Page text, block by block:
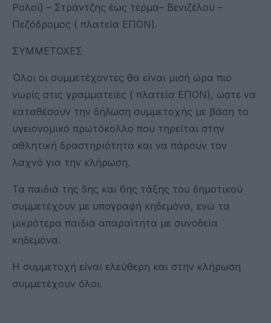
Ρολοϊ) – Στράντζης έως τέρμα– Βενιζέλου –
Πεζόδρομος ( πλατεία ΕΠΟΝ).
ΣΥΜΜΕΤΟΧΕΣ
Όλοι οι συμμετέχοντες θα είναι μισή ώρα πιο
νωρίς στις γραμματείες ( πλατεία ΕΠΟΝ), ώστε να
καταθέσουν την δήλωση συμμετοχής με βάση το
υγειονομικό πρωτόκολλο που τηρείται στην
αθλητική δραστηριότητα και να πάρουν τον
λαχνό για την κλήρωση.
Τα παιδιά της 5ης και 6ης τάξης του δημοτικού
συμμετέχουν με υπογραφή κηδεμόνα, ενώ τα
μικρότερα παιδιά απαραίτητα με συνοδεία
κηδεμόνα.
Η συμμετοχή είναι ελεύθερη και στην κλήρωση
συμμετέχουν όλοι.